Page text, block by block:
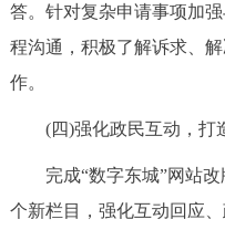
答。针对复杂申请事项加
程沟通，积极了解诉求、
作。
(四)强化政民互动，打
完成“数字东城”网站改
个新栏目，强化互动回应